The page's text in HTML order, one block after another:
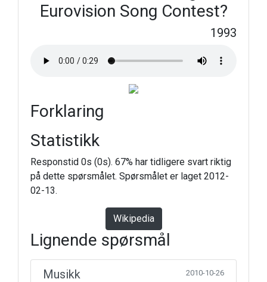
Eurovision Song Contest?
1993
Forklaring
Statistikk
Responstid 0s (0s). 67% har tidligere svart riktig
på dette spørsmålet. Spørsmålet er laget 2012-
02-13.
Wikipedia
Lignende spørsmål
Musikk 2010-10-26